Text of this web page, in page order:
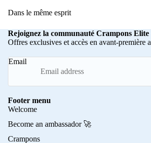
Dans le même esprit
Rejoignez la communauté Crampons Elite
Offres exclusives et accès en avant-première
Email
Footer menu
Welcome
Become an ambassador 🚀
Crampons